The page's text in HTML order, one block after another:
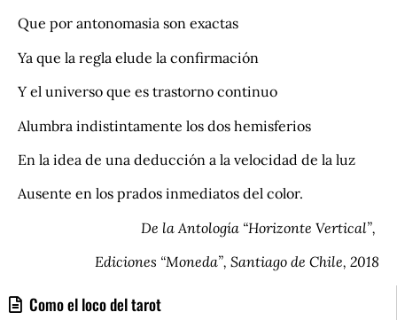
Como el loco del tarot
Que por antonomasia son exactas
Ya que la regla elude la confirmación
Y el universo que es trastorno continuo
Alumbra indistintamente los dos hemisferios
En la idea de una deducción a la velocidad de la luz
Ausente en los prados inmediatos del color.
De la Antología “Horizonte Vertical”,
Ediciones “Moneda”, Santiago de Chile, 2018